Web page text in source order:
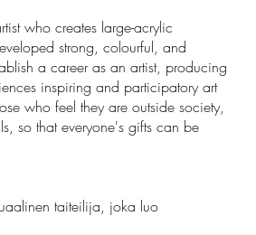
who creates large-acrylic
strong, colourful, and
a career as an artist, producing
inspiring and participatory art
who feel they are outside society,
so that everyone's gifts can be
taiteilija, joka luo